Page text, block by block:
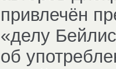
привлечён
«делу
об